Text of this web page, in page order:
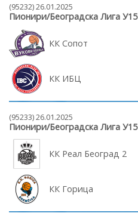
(95232) 26.01.2025
Пионири/Београдска Лига У15
КК Сопот
КК ИБЦ
(95233) 26.01.2025
Пионири/Београдска Лига У15
КК Реал Београд 2
КК Горица